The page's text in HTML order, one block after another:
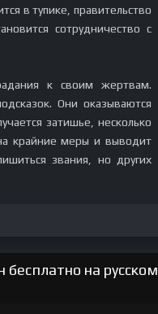
в тупике, правительство
сотрудничество с
к своим жертвам.
Они оказываются
затишье, несколько
крайние меры и выводит
звания, но других
на русском